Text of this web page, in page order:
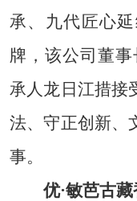
承、九代匠心
牌，该公司董
承人龙日江措接
法、守正创新、
事。
优·敏芭古